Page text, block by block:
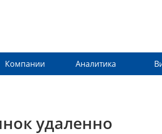
Компании Аналитика
удаленно